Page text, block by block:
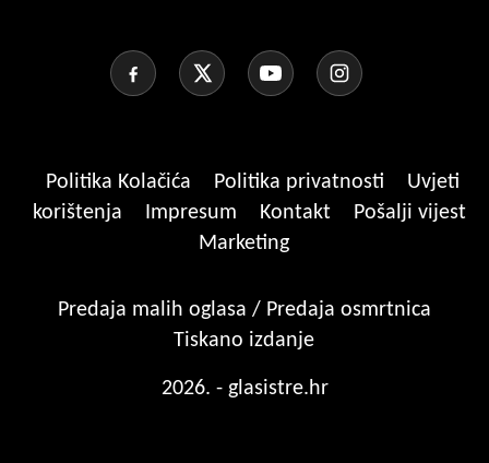
Politika Kolačića Politika privatnosti
Uvjeti
korištenja
Impresum Kontakt
Pošalji vijest
Marketing
Predaja malih oglasa / Predaja osmrtnica
Tiskano izdanje
2026. - glasistre.hr